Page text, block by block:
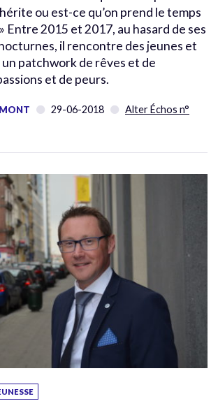
ou est-ce qu’on prend le temps
Entre 2015 et 2017, au hasard de ses
il rencontre des jeunes et
patchwork de rêves et de
et de peurs.
29-06-2018
Alter Échos n°